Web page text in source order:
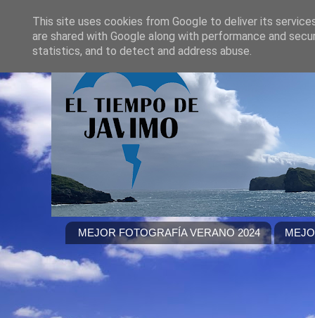
MEJOR FOTOGRAFÍA VERANO 2024
This site uses cookies from Google to deliver its
are shared with Google along with performance and
statistics, and to detect and address abuse.